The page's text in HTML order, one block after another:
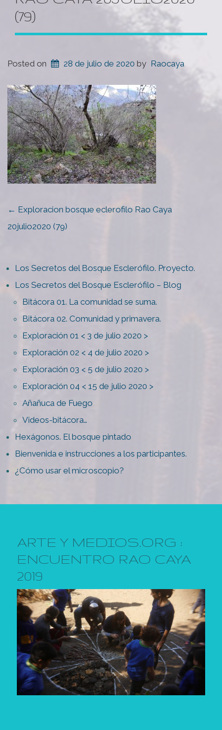
(79)
Posted on 28 de julio de 2020 by Raocaya
POST
NAVIGATION
← Exploracion bosque eclerofilo Rao Caya
20julio2020 (79)
Los Secretos del Bosque Esclerófilo. Proyecto.
Los Secretos del Bosque Esclerófilo – Blog
Bitácora 01. La comunidad se suma.
Bitácora 02. Comunidad y primavera.
Exploración 01 < 3 de julio 2020 >
Exploración 02 < 4 de julio 2020 >
Exploración 03 < 5 de julio 2020 >
Exploración 04 < 15 de julio 2020 >
Añañuca de Fuego
Videos-bitácora…
Hexágonos. El bosque pintado
Bienvenida e instrucciones a los participantes.
¿Cómo usar el microscopio?
ARTE Y MEDIOS.ORG :
ENCUENTRO RAO CAYA
2019